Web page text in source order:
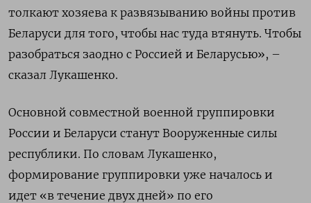
толкают хозяева к развязыванию войны против
Беларуси для того, чтобы нас туда втянуть. Чтобы
разобраться заодно с Россией и Беларусью», –
сказал Лукашенко.
Основной совместной военной группировки
России и Беларуси станут Вооруженные силы
республики. По словам Лукашенко,
формирование группировки уже началось и
идет «в течение двух дней» по его